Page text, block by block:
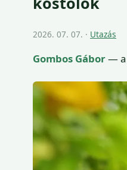
2026. 07. 07. · Utazás
Gombos Gábor— a